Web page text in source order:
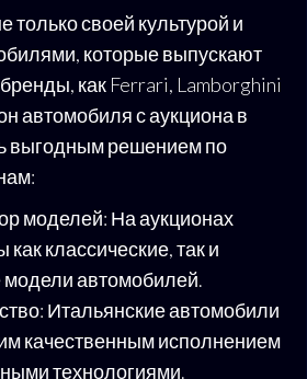
только своей культурой и
которые выпускают
как Ferrari, Lamborghini
автомобиля с аукциона в
выгодным решением по
моделей: На аукционах
классические, так и
автомобилей.
Итальянские автомобили
качественным исполнением
технологиями.